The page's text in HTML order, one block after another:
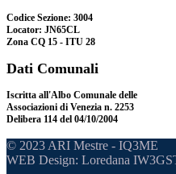
Codice Sezione: 3004
Locator: JN65CL
Zona CQ 15 - ITU 28
Dati Comunali
Iscritta all'Albo Comunale delle
Associazioni di Venezia n. 2253
Delibera 114 del 04/10/2004
© 2023 ARI Mestre - IQ3ME
WEB Design: Loredana